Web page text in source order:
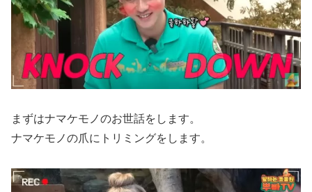
まずはナマケモノのお世話をします。
ナマケモノの爪にトリミングをします。